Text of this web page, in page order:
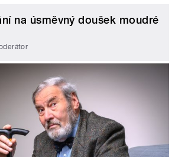
na úsměvný doušek moudré